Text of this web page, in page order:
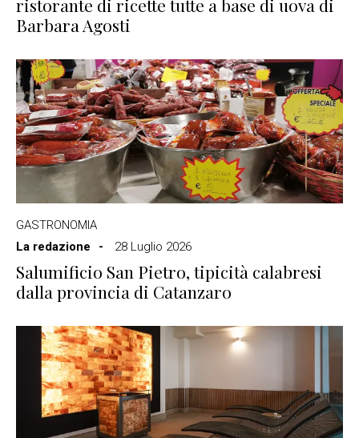
Barbara Agosti
GASTRONOMIA
La redazione
28 Luglio 2026
Salumificio San Pietro, tipicità calabresi
dalla provincia di Catanzaro